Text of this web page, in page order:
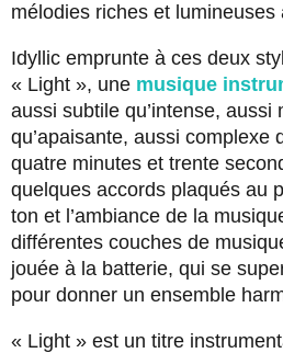
mélodies riches et lumineuses
Idyllic emprunte à ces deux
« Light », une musique
aussi subtile qu’intense, aussi
qu’apaisante, aussi complexe
quatre minutes et trente
quelques accords plaqués au
ton et l’ambiance de la
différentes couches de
jouée à la batterie, qui se
pour donner un ensemble
« Light » est un titre